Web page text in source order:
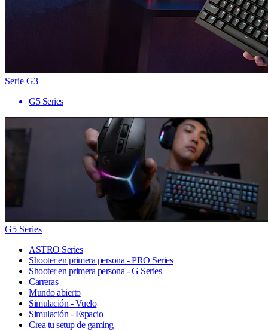
Serie G3
G5 Series
G5 Series
ASTRO Series
Shooter en primera persona - PRO Series
Shooter en primera persona - G Series
Carreras
Mundo abierto
Simulación - Vuelo
Simulación - Espacio
Crea tu setup de gaming